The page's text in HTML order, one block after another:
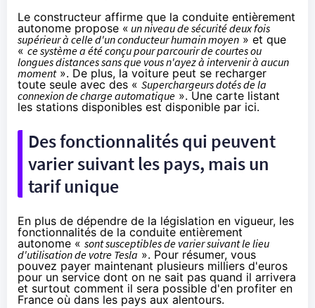
Le constructeur affirme que la conduite entièrement
autonome propose « un niveau de sécurité deux fois
supérieur à celle d'un conducteur humain moyen » et que
« ce système a été conçu pour parcourir de courtes ou
longues distances sans que vous n'ayez à intervenir à aucun
moment». De plus, la voiture peut se recharger
toute seule avec des « Superchargeurs dotés de la
connexion de charge automatique ». Une carte listant
les stations disponibles est disponible par ici.
Des fonctionnalités qui peuvent
varier suivant les pays, mais un
tarif unique
En plus de dépendre de la législation en vigueur, les
fonctionnalités de la conduite entièrement
autonome « sont susceptibles de varier suivant le lieu
d'utilisation de votre Tesla ». Pour résumer, vous
pouvez payer maintenant plusieurs milliers d'euros
pour un service dont on ne sait pas quand il arrivera
et surtout comment il sera possible d'en profiter en
France où dans les pays aux alentours.